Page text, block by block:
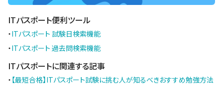
ITパスポート便利ツール
・ITパスポート 試験日検索機能
・ITパスポート 過去問検索機能
ITパスポートに関連する記事
・ 【最短合格】ITパスポート試験に挑む人が知るべきおすすめ勉強方法